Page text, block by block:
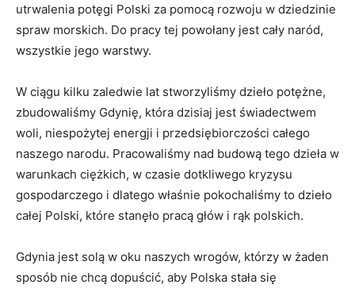
utrwalenia potęgi Polski za pomocą rozwoju w dziedzinie
spraw morskich. Do pracy tej powołany jest cały naród,
wszystkie jego warstwy.
W ciągu kilku zaledwie lat stworzyliśmy dzieło potężne,
zbudowaliśmy Gdynię, która dzisiaj jest świadectwem
woli, niespożytej energji i przedsiębiorczości całego
naszego narodu. Pracowaliśmy nad budową tego dzieła w
warunkach ciężkich, w czasie dotkliwego kryzysu
gospodarczego i dlatego właśnie pokochaliśmy to dzieło
całej Polski, które stanęło pracą głów i rąk polskich.
Gdynia jest solą w oku naszych wrogów, którzy w żaden
sposób nie chcą dopuścić, aby Polska stała się